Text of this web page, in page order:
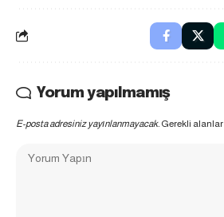
Yorum yapılmamış
E-posta adresiniz yayınlanmayacak. Gerekli alanlar